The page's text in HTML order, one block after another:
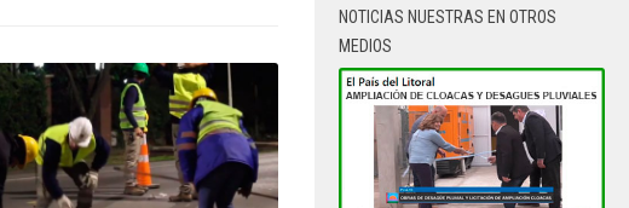
NOTICIAS NUESTRAS EN OTROS
MEDIOS